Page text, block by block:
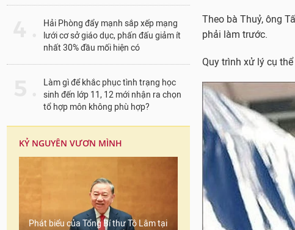
Hải Phòng đẩy mạnh sắp xếp mạng
lưới cơ sở giáo dục, phấn đấu giảm ít
nhất 30% đầu mối hiện có
Làm gì để khắc phục tình trạng học
sinh đến lớp 11, 12 mới nhận ra chọn
tổ hợp môn không phù hợp?
KỶ NGUYÊN VƯƠN MÌNH
Phát biểu của Tổng Bí thư Tô Lâm tại
Theo bà Thuỷ, ông
phải làm trước.
Quy trình xử lý cụ